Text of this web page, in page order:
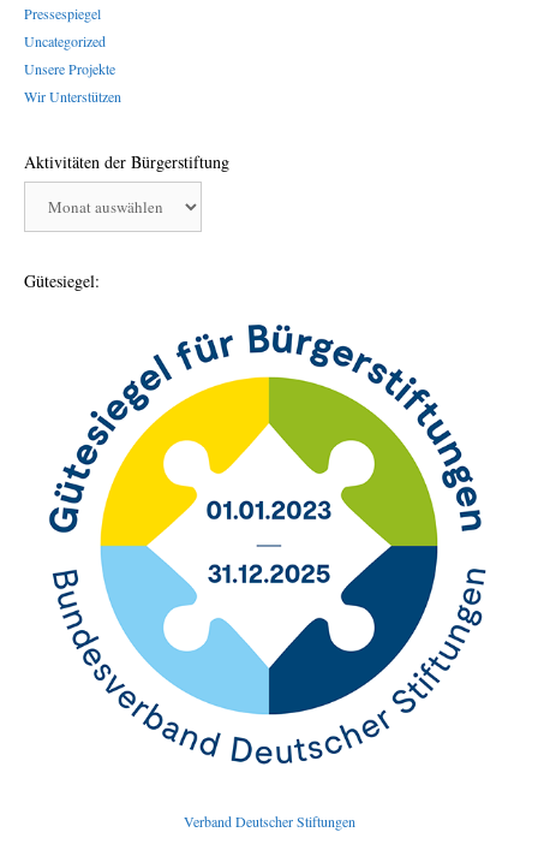
Pressespiegel
Uncategorized
Unsere Projekte
Wir Unterstützen
Aktivitäten der Bürgerstiftung
Bürgerstiftung
Gütesiegel:
Verband Deutscher Stiftungen